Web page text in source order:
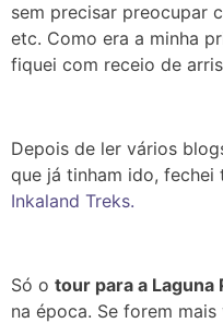
sem precisar preocupar
etc. Como era a minha
fiquei com receio de
Depois de ler vários
que já tinham ido, fechei
Inkaland Treks.
Só o tour para a Laguna
na época. Se forem